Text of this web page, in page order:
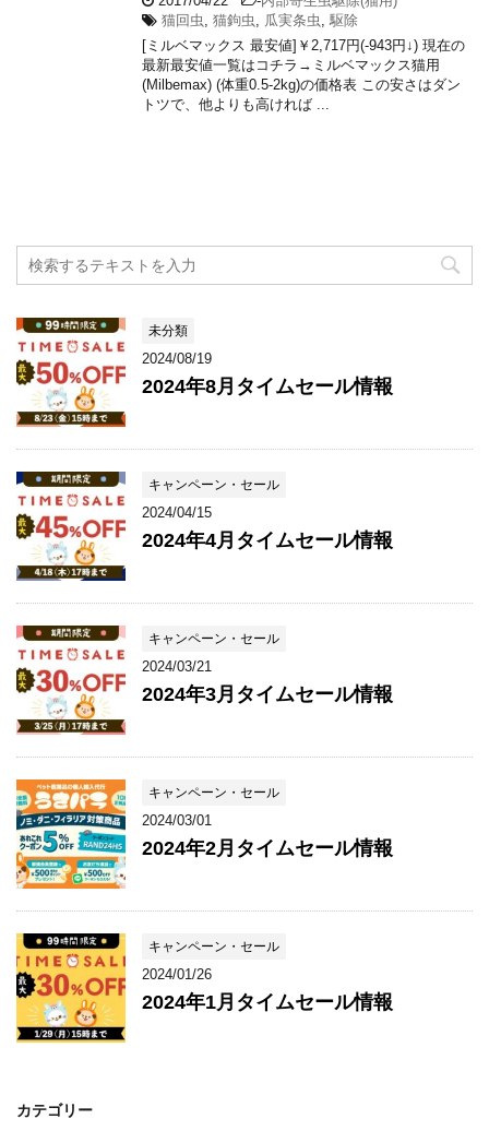
猫回虫, 猫鉤虫, 瓜実条虫, 駆除
[ミルベマックス 最安値]￥2,717円(-943円↓) 現在の
最新最安値一覧はコチラ→ミルベマックス猫用
(Milbemax) (体重0.5-2kg)の価格表 この安さはダン
トツで、他よりも高ければ ...
未分類
2024/08/19
2024年8月タイムセール情報
キャンペーン・セール
2024/04/15
2024年4月タイムセール情報
キャンペーン・セール
2024/03/21
2024年3月タイムセール情報
キャンペーン・セール
2024/03/01
2024年2月タイムセール情報
キャンペーン・セール
2024/01/26
2024年1月タイムセール情報
カテゴリー